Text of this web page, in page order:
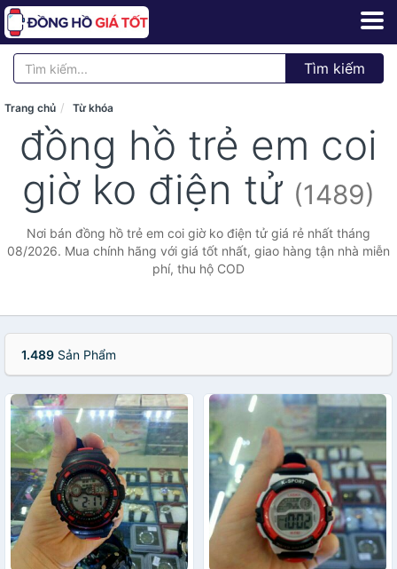
Tìm kiếm
Trang chủ Từ khóa
đồng hồ trẻ em coi
giờ ko điện tử (1489)
Nơi bán đồng hồ trẻ em coi giờ ko điện tử giá rẻ nhất tháng
08/2026. Mua chính hãng với giá tốt nhất, giao hàng tận nhà miễn
phí, thu hộ COD
1.489 Sản Phẩm